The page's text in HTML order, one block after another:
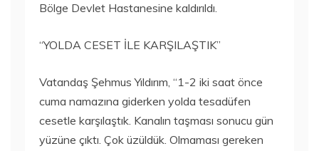
Bölge Devlet Hastanesine kaldırıldı.
“YOLDA CESET İLE KARŞILAŞTIK”
Vatandaş Şehmus Yıldırım, “1-2 iki saat önce
cuma namazına giderken yolda tesadüfen
cesetle karşılaştık. Kanalın taşması sonucu gün
yüzüne çıktı. Çok üzüldük. Olmaması gereken